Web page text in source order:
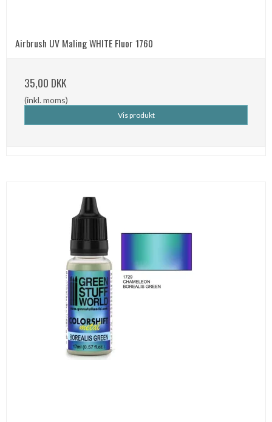
Airbrush UV Maling WHITE Fluor 1760
35,00 DKK
(inkl. moms)
Vis produkt